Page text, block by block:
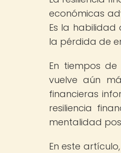
económicas
Es la
la pérdida de
En tiempos
vuelve aún
financieras
resiliencia
mentalidad
En este